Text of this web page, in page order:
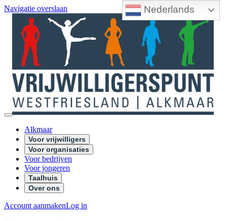
Nederlands
Navigatie overslaan
Alkmaar
Voor vrijwilligers
Voor organisaties
Voor bedrijven
Voor jongeren
Taalhuis
Over ons
Account aanmakenLog in